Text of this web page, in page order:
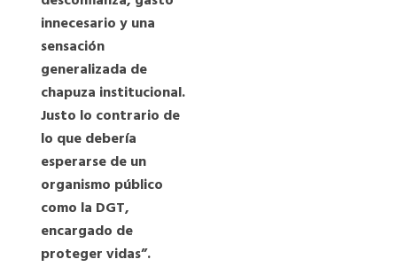
innecesario y una
sensación
generalizada de
chapuza institucional.
Justo lo contrario de
lo que debería
esperarse de un
organismo público
como la DGT,
encargado de
proteger vidas”.